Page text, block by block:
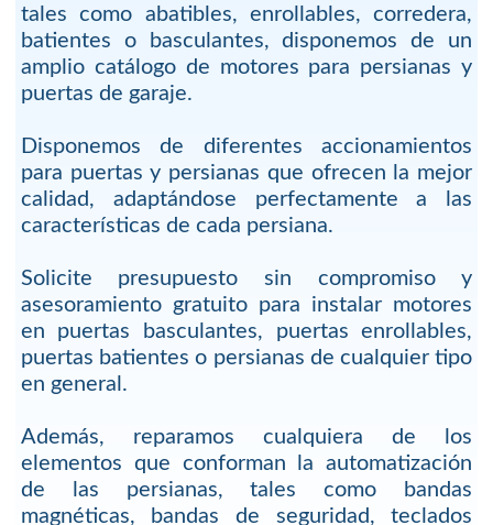
tales como abatibles, enrollables, corredera,
batientes o basculantes, disponemos de un
amplio catálogo de motores para persianas y
puertas de garaje.
Disponemos de diferentes accionamientos
para puertas y persianas que ofrecen la mejor
calidad, adaptándose perfectamente a las
características de cada persiana.
Solicite presupuesto sin compromiso y
asesoramiento gratuito para instalar motores
en puertas basculantes, puertas enrollables,
puertas batientes o persianas de cualquier tipo
en general.
Además, reparamos cualquiera de los
elementos que conforman la automatización
de las persianas, tales como bandas
magnéticas, bandas de seguridad, teclados